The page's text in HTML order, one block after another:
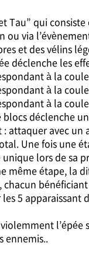
Tau” qui
ou via
et des vélins
déclenche les
à la
à la
à la
déclenche
attaquer avec
Une fois une
lors de sa
même étape, la
chacun
5 apparaissant
ennemis..